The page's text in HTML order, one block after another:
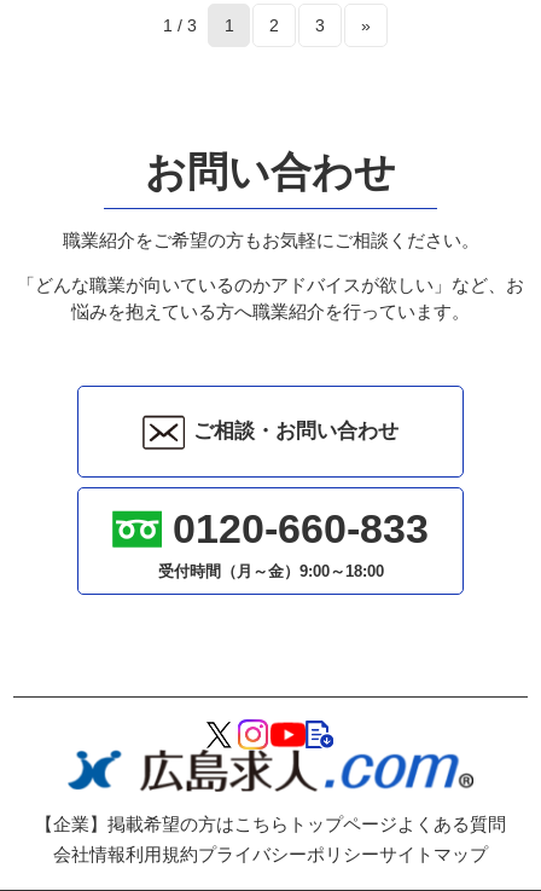
1 / 3 1 2 3 »
お問い合わせ
職業紹介をご希望の方もお気軽にご相談ください。
「どんな職業が向いているのかアドバイスが欲しい」など、お
悩みを抱えている方へ職業紹介を行っています。
ご相談・お問い合わせ
0120-660-833
受付時間（月～金） 9:00～18:00
【企業】掲載希望の方はこちら トップページよくある質問
会社情報利用規約プライバシーポリシーサイトマップ